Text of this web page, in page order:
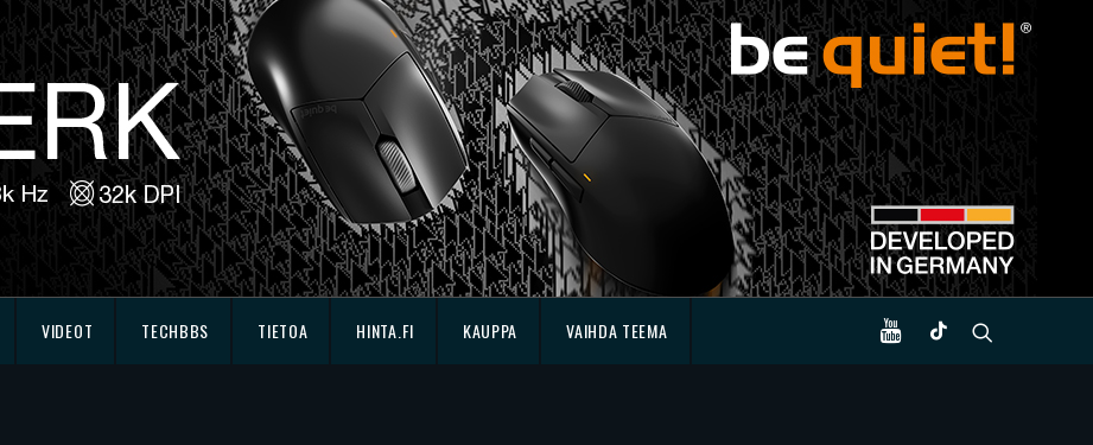
VIDEOT TECHBBS TIETOA HINTA.FI KAUPPA VAIHDA TEEMA